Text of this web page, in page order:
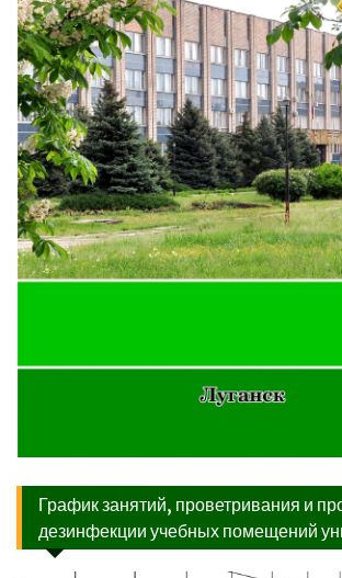
График занятий, проветривания и
дезинфекции учебных помещений